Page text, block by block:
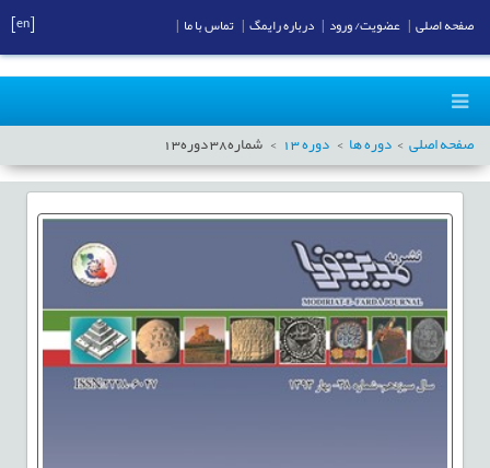
صفحه اصلی دوره ها دوره13 شماره38دوره13
صفحه اصلی عضویت/ ورود درباره رایمگ تماس با ما